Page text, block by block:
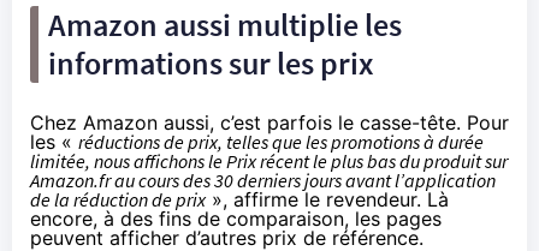
Amazon aussi multiplie les
informations sur les prix
Chez Amazon aussi, c’est parfois le casse-tête. Pour
les « réductions de prix, telles que les promotions à durée
limitée, nous affichons le Prix récent le plus bas du produit sur
Amazon.fr au cours des 30 derniers jours avant l’application
de la réduction de prix», affirme le revendeur. Là
encore, à des fins de comparaison, les pages
peuvent afficher d’autres prix de référence.